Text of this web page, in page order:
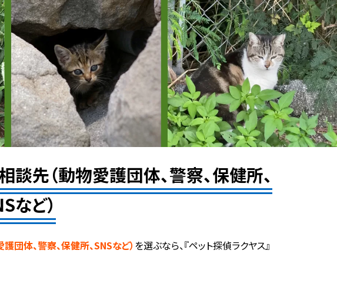
先（動物愛護団体、警察、保健所、
など）
体、警察、保健所、SNSなど） を選ぶなら、『ペット探偵ラクヤス』